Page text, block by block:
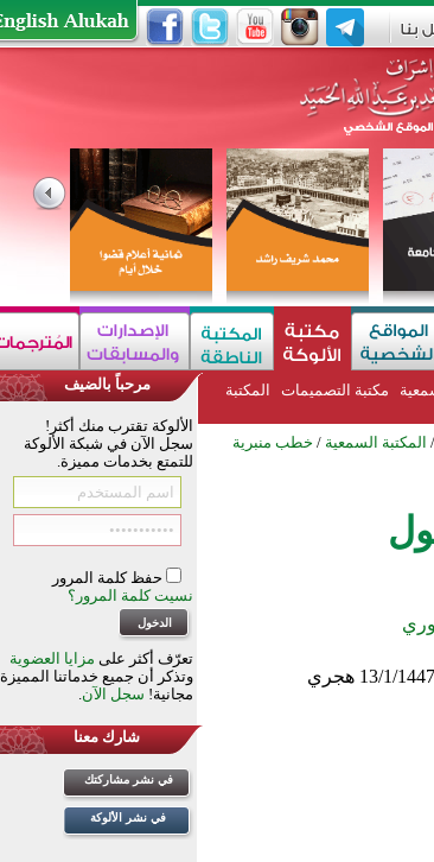
مكتبة التصميمات
المكتبة
/ المكتبة السمعية / خطب منبرية
مرحباً بالضيف
الألوكة تقترب منك أكثر!
سجل الآن في شبكة الألوكة
للتمتع بخدمات مميزة.
حفظ كلمة المرور
نسيت كلمة المرور؟
تعرّف أكثر على مزايا العضوية
وتذكر أن جميع خدماتنا المميزة
مجانية! سجل الآن.
شارك معنا
في نشر مشاركتك
في نشر الألوكة